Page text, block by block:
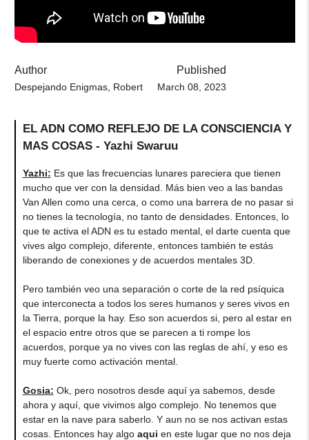
Author
Despejando Enigmas, Robert
Published
March 08, 2023
EL ADN COMO REFLEJO DE LA CONSCIENCIA Y
MAS COSAS - Yazhi Swaruu
Yazhi: Es que las frecuencias lunares pareciera que tienen
mucho que ver con la densidad. Más bien veo a las bandas
Van Allen como una cerca, o como una barrera de no pasar si
no tienes la tecnología, no tanto de densidades. Entonces, lo
que te activa el ADN es tu estado mental, el darte cuenta que
vives algo complejo, diferente, entonces también te estás
liberando de conexiones y de acuerdos mentales 3D.
Pero también veo una separación o corte de la red psíquica
que interconecta a todos los seres humanos y seres vivos en
la Tierra, porque la hay. Eso son acuerdos si, pero al estar en
el espacio entre otros que se parecen a ti rompe los
acuerdos, porque ya no vives con las reglas de ahí, y eso es
muy fuerte como activación mental.
Gosia: Ok, pero nosotros desde aquí ya sabemos, desde
ahora y aquí, que vivimos algo complejo. No tenemos que
estar en la nave para saberlo. Y aun no se nos activan estas
cosas. Entonces hay algo aqui en este lugar que no nos deja